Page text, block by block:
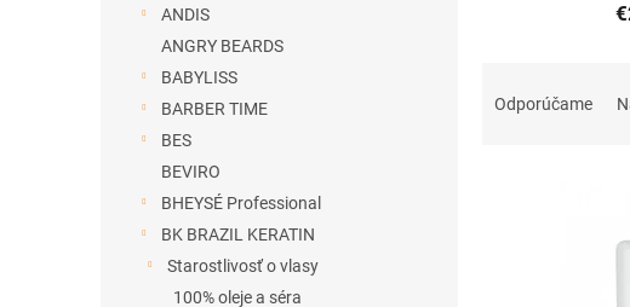
ANDIS
ANGRY BEARDS
BABYLISS
BARBER TIME
BES
BEVIRO
BHEYSÉ Professional
BK BRAZIL KERATIN
Starostlivosť o vlasy
100% oleje a séra
Odporúčame